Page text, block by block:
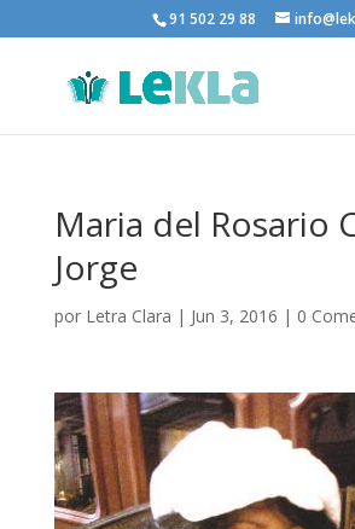
91 502 29 88
Maria del Rosario
Jorge
por Letra Clara | Jun 3, 2016 | 0